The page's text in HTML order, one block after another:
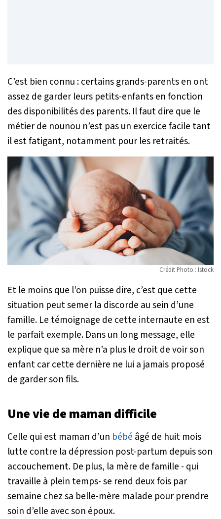
C’est bien connu : certains grands-parents en ont
assez de garder leurs petits-enfants en fonction
des disponibilités des parents. Il faut dire que le
métier de nounou n’est pas un exercice facile tant
il est fatigant, notamment pour les retraités.
Crédit Photo : Istock
Et le moins que l’on puisse dire, c’est que cette
situation peut semer la discorde au sein d’une
famille. Le témoignage de cette internaute en est
le parfait exemple. Dans un long message, elle
explique que sa mère n’a plus le droit de voir son
enfant car cette dernière ne lui a jamais proposé
de garder son fils.
Une vie de maman difficile
Celle qui est maman d’un bébé âgé de huit mois
lutte contre la dépression post-partum depuis son
accouchement. De plus, la mère de famille - qui
travaille à plein temps- se rend deux fois par
semaine chez sa belle-mère malade pour prendre
soin d’elle avec son époux.